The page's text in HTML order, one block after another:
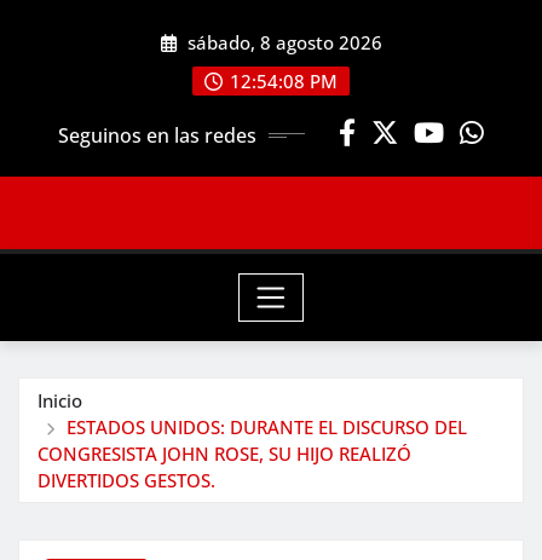
sábado, 8 agosto 2026
12:54:09 PM
Seguinos en las redes
Inicio
ESTADOS UNIDOS: DURANTE EL DISCURSO DEL
CONGRESISTA JOHN ROSE, SU HIJO REALIZÓ
DIVERTIDOS GESTOS.